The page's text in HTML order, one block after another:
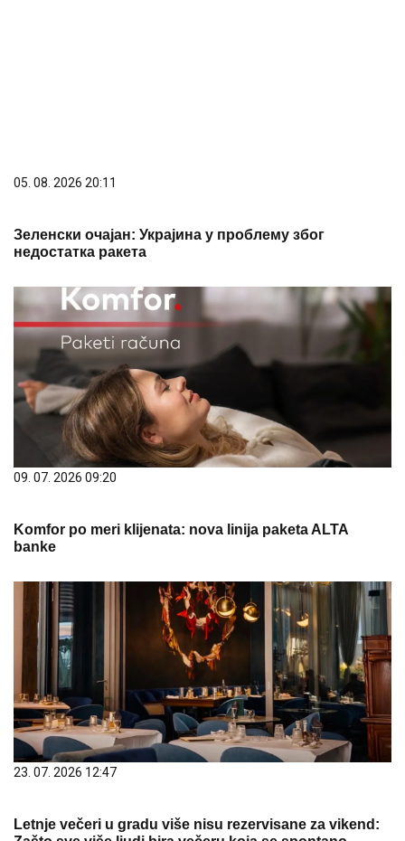
05. 08. 2026 20:11
Зеленски очајан: Украјина у проблему због
недостатка ракета
09. 07. 2026 09:20
Komfor po meri klijenata: nova linija paketa ALTA
banke
23. 07. 2026 12:47
Letnje večeri u gradu više nisu rezervisane za vikend: